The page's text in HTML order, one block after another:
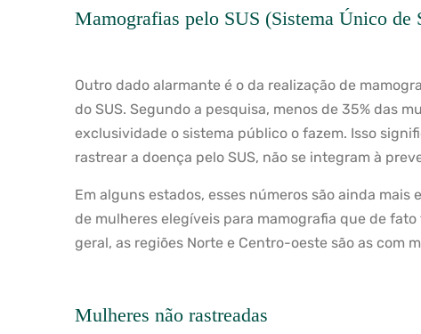
Mamografias pelo SUS (Sistema Único de
Outro dado alarmante é o da realização de
do SUS. Segundo a pesquisa, menos de 35% das
exclusividade o sistema público o fazem. Isso
rastrear a doença pelo SUS, não se integram à
Em alguns estados, esses números são ainda
de mulheres elegíveis para mamografia que de
geral, as regiões Norte e Centro-oeste são as com
Mulheres não rastreadas